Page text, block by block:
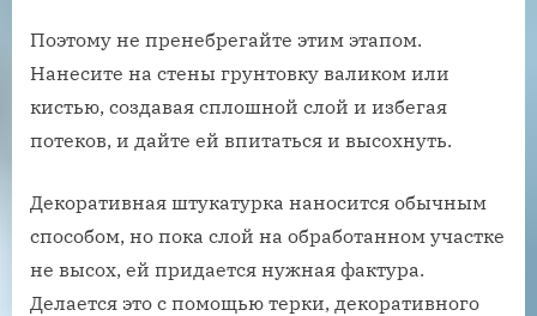
Поэтому не пренебрегайте этим этапом.
Нанесите на стены грунтовку валиком или
кистью, создавая сплошной слой и избегая
потеков, и дайте ей впитаться и высохнуть.
Декоративная штукатурка наносится обычным
способом, но пока слой на обработанном участке
не высох, ей придается нужная фактура.
Делается это с помощью терки, декоративного